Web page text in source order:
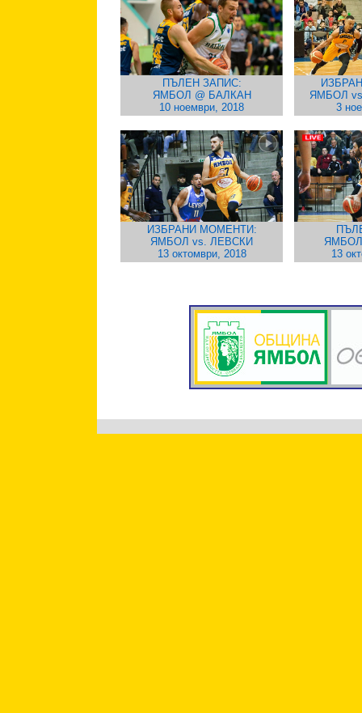
ПЪЛЕН ЗАПИС:
ЯМБОЛ @ БАЛКАН
10 ноември, 2018
ЯМБОЛ
3
ИЗБРАНИ МОМЕНТИ:
ЯМБОЛ vs. ЛЕВСКИ
13 октомври, 2018
13